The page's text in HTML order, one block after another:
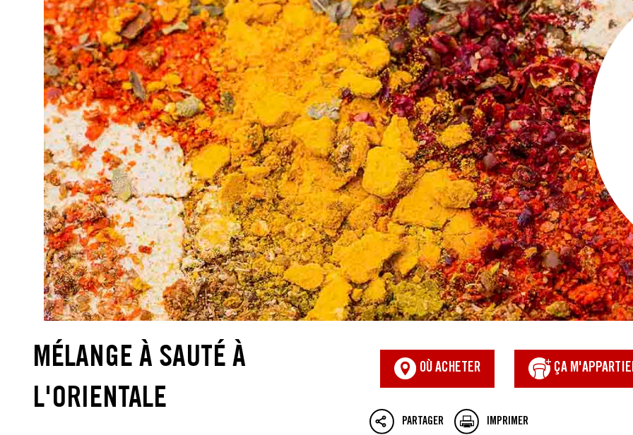
MÉLANGE À SAUTÉ À
L'ORIENTALE
OÙ ACHETER ÇA
PARTAGER IMPRIMER